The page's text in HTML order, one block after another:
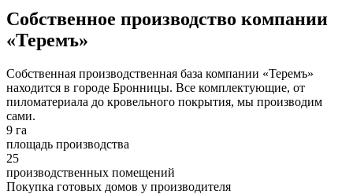
Собственное производство компании
«Теремъ»
Собственная производственная база компании «Теремъ»
находится в городе Бронницы. Все комплектующие, от
пиломатериала до кровельного покрытия, мы производим
сами.
9 га
площадь производства
25
производственных помещений
Покупка готовых домов у производителя